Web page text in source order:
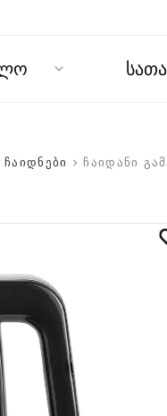
> ჩაიდანი